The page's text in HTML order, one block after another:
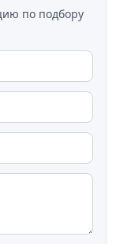
по подбору